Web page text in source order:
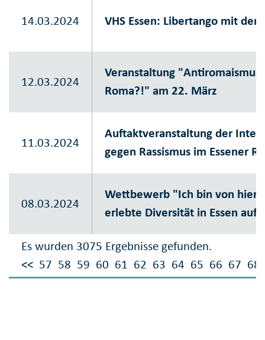
Es wurden 3075 Ergebnisse gefunden.
<< 57 58 59 60 61 62 63 64 65 66 67 68
14.03.2024 VHS Essen: Libertango mit
12.03.2024
Veranstaltung "Antiromaismus
Roma?!" am 22. März
11.03.2024
Auftaktveranstaltung der
gegen Rassismus im Essener
08.03.2024
Wettbewerb "Ich bin von hier
erlebte Diversität in Essen